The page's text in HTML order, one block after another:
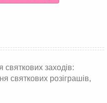
святкових заходів:
святкових розіграшів,